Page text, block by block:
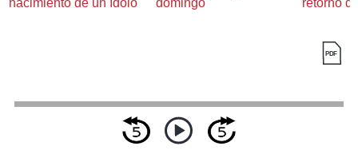
nacimiento de un ídolo
domingo
retorno